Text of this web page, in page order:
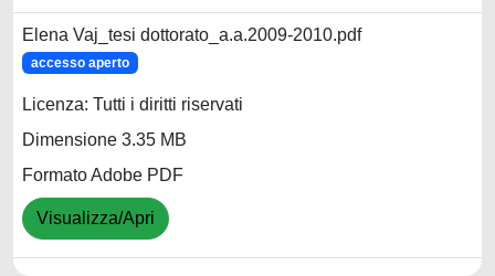
Elena Vaj_tesi dottorato_a.a.2009-2010.pdf
accesso aperto
Licenza: Tutti i diritti riservati
Dimensione 3.35 MB
Formato Adobe PDF
Visualizza/Apri